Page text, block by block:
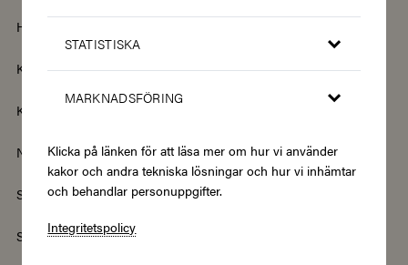
STATISTISKA
MARKNADSFÖRING
Klicka på länken för att läsa mer om hur vi använder
kakor och andra tekniska lösningar och hur vi inhämtar
och behandlar personuppgifter.
Integritetspolicy
Hotell & Resor
Kläder & Accessoarer Kultur & Nöje
Kurser
Nyheter Renovering & Bygg
Skönhet & Hälsa Smycken & Klockor
Sport & Fritid